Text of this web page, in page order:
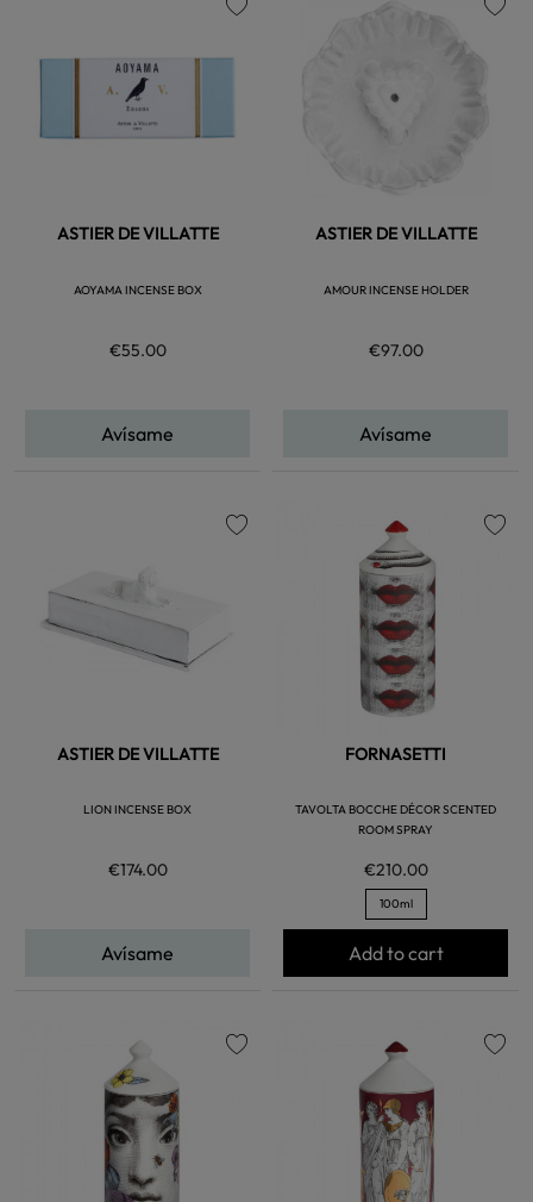
ASTIER DE VILLATTE
AOYAMA INCENSE BOX
€55.00
Avísame
ASTIER DE VILLATTE
AMOUR INCENSE HOLDER
€97.00
Avísame
ASTIER DE VILLATTE
LION INCENSE BOX
€174.00
Avísame
FORNASETTI
TAVOLTA BOCCHE DÉCOR SCENTED
ROOM SPRAY
€210.00
100ml
Add to cart